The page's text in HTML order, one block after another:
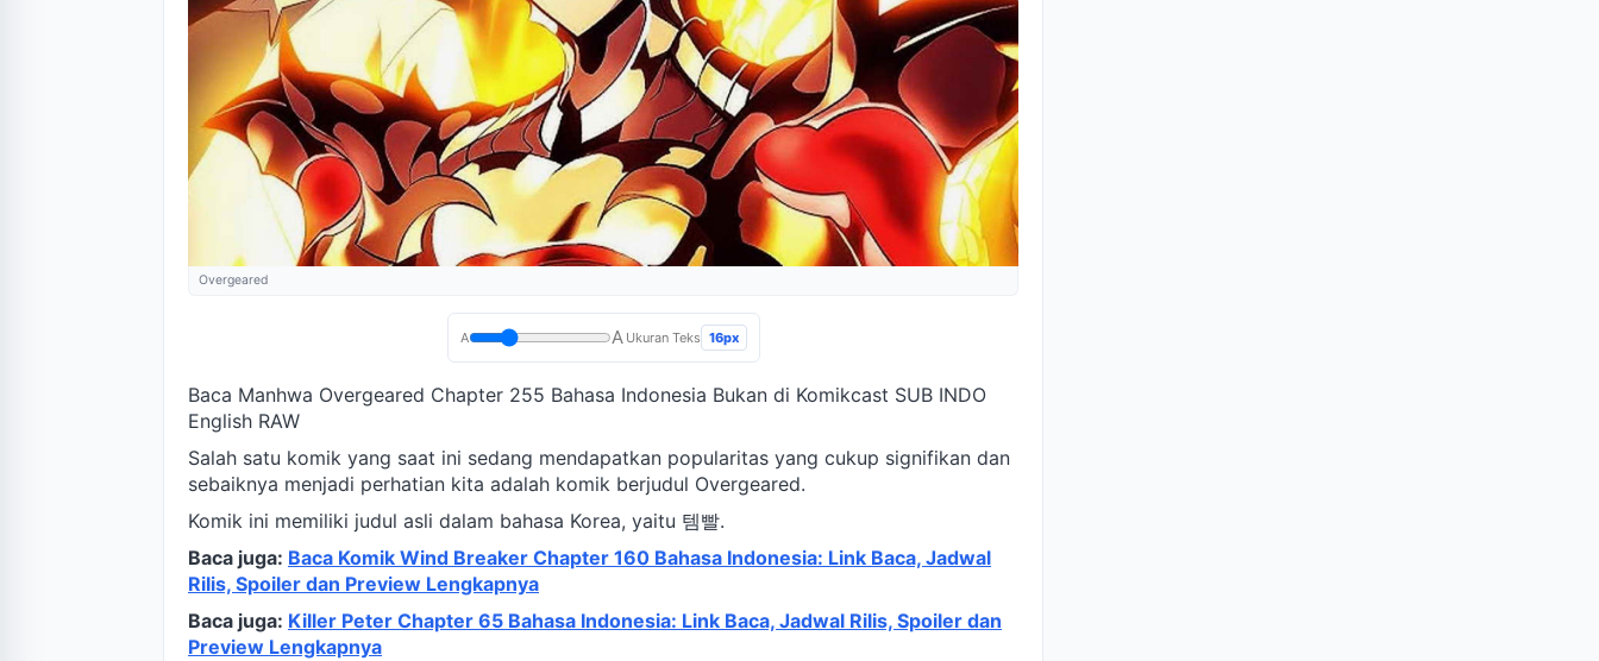
Overgeared
A A Ukuran Teks 16px
Baca Manhwa Overgeared Chapter 255 Bahasa Indonesia Bukan di Komikcast SUB INDO
English RAW
Salah satu komik yang saat ini sedang mendapatkan popularitas yang cukup signifikan dan
sebaiknya menjadi perhatian kita adalah komik berjudul Overgeared.
Komik ini memiliki judul asli dalam bahasa Korea, yaitu 템빨.
Baca juga: Baca Komik Wind Breaker Chapter 160 Bahasa Indonesia: Link Baca, Jadwal
Rilis, Spoiler dan Preview Lengkapnya
Baca juga: Killer Peter Chapter 65 Bahasa Indonesia: Link Baca, Jadwal Rilis, Spoiler dan
Preview Lengkapnya